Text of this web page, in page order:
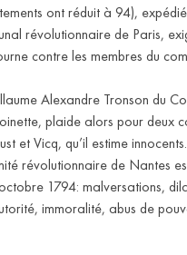
ont réduit à 94),
révolutionnaire de Paris,
contre les membres du
Alexandre Tronson du
plaide alors pour deux
et Vicq, qu’il estime
révolutionnaire de Nantes
1794: malversations,
immoralité, abus de